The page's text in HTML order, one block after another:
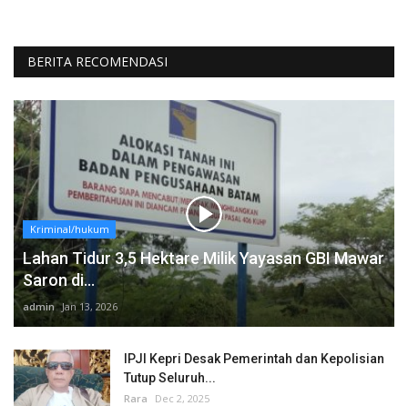
BERITA RECOMENDASI
Kriminal/hukum
Lahan Tidur 3,5 Hektare Milik Yayasan GBI Mawar
Saron di...
admin Jan 13, 2026
IPJI Kepri Desak Pemerintah dan Kepolisian
Tutup Seluruh...
Rara Dec 2, 2025